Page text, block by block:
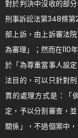
對於判決中沒收的部
刑事訴訟法第348條第
部上訴，由上訴審法
為審理」；然而在110
於「為尊重當事人設
法目的，可以只針對
貫的處理方式是：「
定，予以分割審查，
關係」，不過個案中